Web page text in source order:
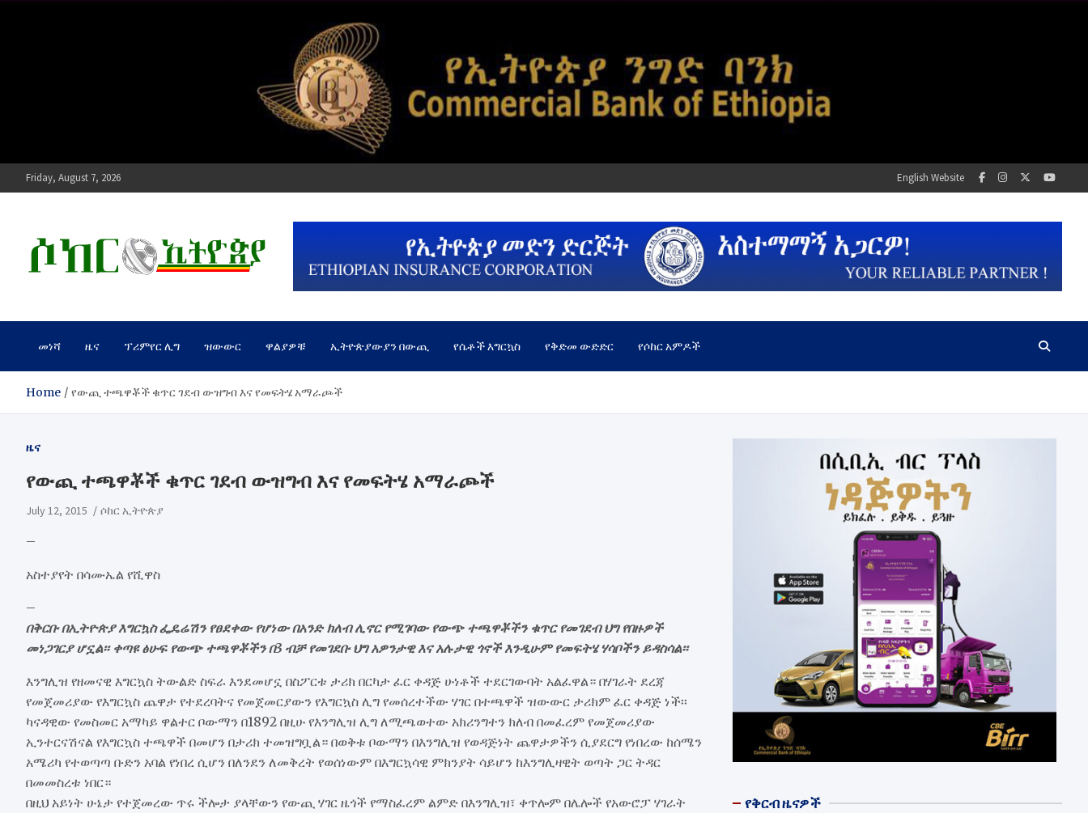
Friday, August 7, 2026 English Website
ሶከር ኢትዮጵያ
መነሻ ዜና ፕሪምየር ሊግ ዝውውር ዋልያዎቹ ኢትዮጵያውያን በውጪ የሴቶች እግርኳስ የቅድመ ውድድር የሶከር አምዶች
Home የውጪ ተጫዋቾች ቁጥር ገደብ ውዝግብ እና የመፍትሄ አማራጮች
ዜና
የውጪ ተጫዋቾች ቁጥር ገደብ ውዝግብ እና የመፍትሄ አማራጮች
July 12, 2015 ሶከር ኢትዮጵያ
–
አስተያየት በሳሙኤል የሺዋስ
–
በቅርቡ በኢትዮጵያ እግርኳስ ፌዴሬሽን የፀደቀው የሆነው በአንድ ክለብ ሊኖር የሚገባው የውጭ ተጫዋቾችን ቁጥር የመገደብ ህግ የበዙዎች
መነጋገርያ ሆኗል፡፡ ቀጣዩ ፅሁፍ የውጭ ተጫዋቾችን በ3 ብቻ የመገደቡ ህግ አዎንታዊ እና አሉታዊ ጎኖች እንዲሁም የመፍትሄ ሃሳቦችን ይዳስሳል፡፡
እንግሊዝ የዘመናዊ እግርኳስ ትውልድ ስፍራ እንደመሆኗ በስፖርቱ ታሪክ በርካታ ፈር ቀዳጅ ሁነቶች ተደርገውባት አልፈዋል። በሃገራት ደረጃ
የመጀመሪያው የእግርኳስ ጨዋታ የተደረባትና የመጀመርያውን የእግርኳስ ሊግ የመሰረተችው ሃገር በተጫዋች ዝውውር ታሪክም ፈር ቀዳጅ ነች፡፡
ካናዳዊው የመስመር አማካይ ዋልተር ቦውማን በ1892 በዚሁ የእንግሊዝ ሊግ ለሚጫወተው አክሪንግተን ክለብ በመፈረም የመጀመሪያው
ኢንተርናሽናል የእግርኳስ ተጫዋች በመሆን በታሪክ ተመዝግቧል። በወቅቱ ቦውማን በእንግሊዝ የወዳጅነት ጨዋታዎችን ሲያደርግ የነበረው ከሰሜን
አሜሪካ የተወጣጣ ቡድን አባል የነበረ ሲሆን በለንደን ለመቅረት የወሰነውም በእግርኳሳዊ ምክንያት ሳይሆን ከእንግሊዛዊት ወጣት ጋር ትዳር
በመመስረቱ ነበር።
በዚህ አይነት ሁኔታ የተጀመረው ጥሩ ችሎታ ያላቸውን የውጪ ሃገር ዜጎች የማስፈረም ልምድ በእንግሊዝ፣ ቀጥሎም በሌሎች የአውሮፓ ሃገራት
የቅርብ ዜናዎች